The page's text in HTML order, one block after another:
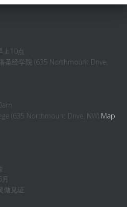
上10点
圣经学院 (635 Northmount Drive,
(635 Northmount Drive, NW) Map
做见证